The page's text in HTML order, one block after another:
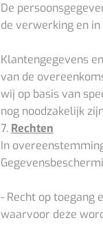
De
de verwerking en
Klantengegevens
van de
wij op basis van
nog noodzakelijk
7. Rechten
In
- Recht op toegang
waarvoor deze